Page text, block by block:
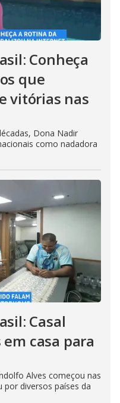
Conheça
que
vitórias nas
Dona Nadir
como nadadora
Casal
casa para
Alves começou nas
por diversos países da